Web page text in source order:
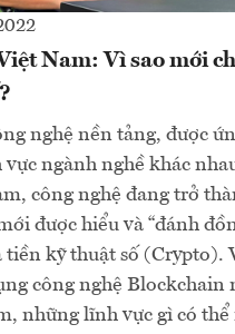
Nam: Vì sao mới
nghệ nền tảng, được
ngành nghề khác
công nghệ đang trở
được hiểu và “đánh
tiền kỹ thuật số (Crypto).
công nghệ Blockchain
những lĩnh vực gì có thể